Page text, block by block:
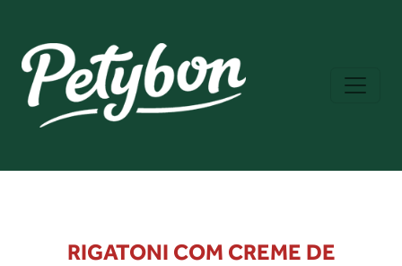
RIGATONI COM CREME DE